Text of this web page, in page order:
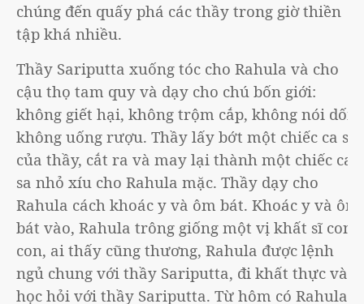
chúng đến quấy phá các thầy trong giờ thiền
tập khá nhiều.
Thầy Sariputta xuống tóc cho Rahula và cho
cậu thọ tam quy và dạy cho chú bốn giới:
không giết hại, không trộm cắp, không nói dối,
không uống rượu. Thầy lấy bớt một chiếc ca sa
của thầy, cắt ra và may lại thành một chiếc ca-
sa nhỏ xíu cho Rahula mặc. Thầy dạy cho
Rahula cách khoác y và ôm bát. Khoác y và ôm
bát vào, Rahula trông giống một vị khất sĩ con
con, ai thấy cũng thương, Rahula được lệnh
ngủ chung với thầy Sariputta, đi khất thực và
học hỏi với thầy Sariputta. Từ hôm có Rahula